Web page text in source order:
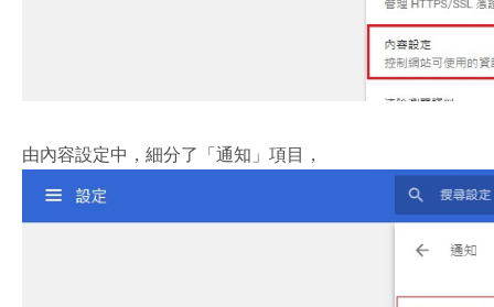
由內容設定中，細分了「通知」項目，